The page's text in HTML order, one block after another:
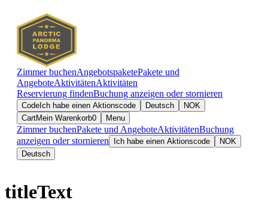
Zimmer buchenAngebotspaketePakete und
AngeboteAktivitätenAktivitäten
Reservierung findenBuchung anzeigen oder stornieren
Code Ich habe einen Aktionscode Deutsch
NOK
CartMein Warenkorb0 Menu
Zimmer buchenPakete und AngeboteAktivitätenBuchung
anzeigen oder stornieren
Ich habe einen Aktionscode
NOK
Deutsch
titleText